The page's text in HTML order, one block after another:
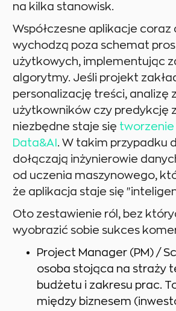
na kilka stanowisk.
Współczesne aplikacje coraz
wychodzą poza schemat
użytkowych, implementując
algorytmy. Jeśli projekt
personalizację treści, analizę
użytkowników czy predykcję
niezbędne staje się tworzenie
Data&AI . W takim przypadku
dołączają inżynierowie
od uczenia maszynowego,
że aplikacja staje się
Oto zestawienie ról, bez
wyobrazić sobie sukces
Project Manager (PM) /
osoba stojąca na straży
budżetu i zakresu prac.
między biznesem